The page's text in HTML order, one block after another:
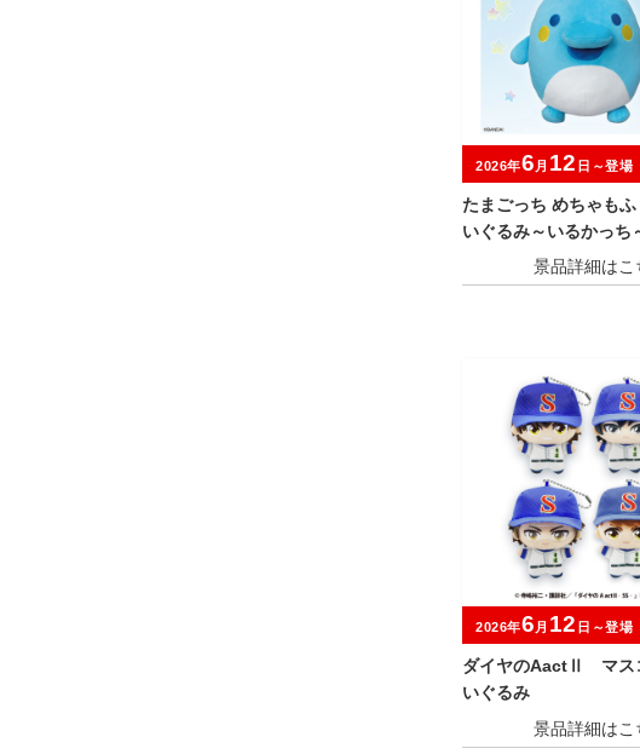
たまごっち めちゃも
いぐるみ～いるかっち
キャンペーン
2026年6 月 12 日～登場
ダイヤのAactⅡ マス
いぐるみ
2026年6 月 12 日～登場